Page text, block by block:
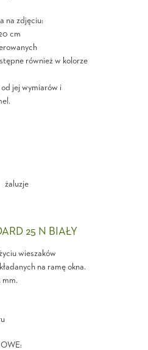
na zdjęciu:
cm
również w kolorze
jej wymiarów i
25 N BIAŁY
wieszaków
na ramę okna.
mm.